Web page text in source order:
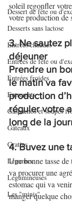
Dessert de fête ou
Desserts sans lactose
Entrées chaudes
Entrées de fête ou
Entrées froides
Entremets
Gaspachos et soupes
Gâteaux
Gratins
Légumes
Légumineuses
Les "minis"
soleil regonfler
votre production de
3. Ne sautez
déjeuner
Prendre un
le matin va
production
réguler votre
long de la
4. Buvez une
Une bonne tasse
va procurer une
estomac qui va
manger quelque